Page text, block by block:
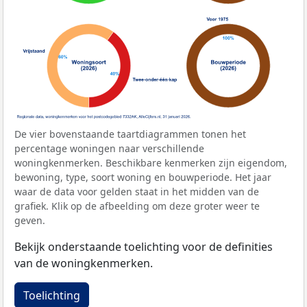
De vier bovenstaande taartdiagrammen tonen het
percentage woningen naar verschillende
woningkenmerken. Beschikbare kenmerken zijn eigendom,
bewoning, type, soort woning en bouwperiode. Het jaar
waar de data voor gelden staat in het midden van de
grafiek. Klik op de afbeelding om deze groter weer te
geven.
Bekijk onderstaande toelichting voor de definities
van de woningkenmerken.
Toelichting